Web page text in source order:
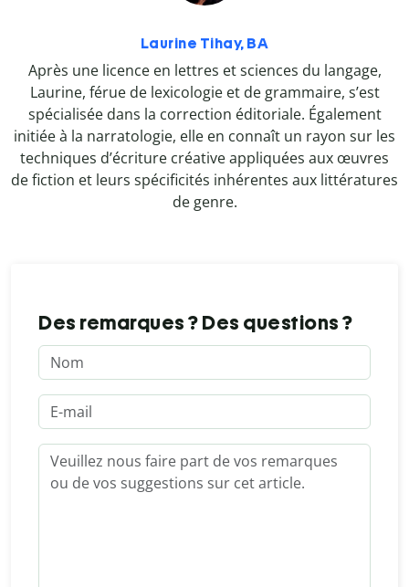
Laurine Tihay, BA
Après une licence en lettres et sciences du langage,
Laurine, férue de lexicologie et de grammaire, s’est
spécialisée dans la correction éditoriale. Également
initiée à la narratologie, elle en connaît un rayon sur les
techniques d’écriture créative appliquées aux œuvres
de fiction et leurs spécificités inhérentes aux littératures
de genre.
Des remarques ? Des questions ?